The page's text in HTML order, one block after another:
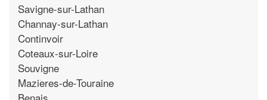
Savigne-sur-Lathan
Channay-sur-Lathan
Continvoir
Coteaux-sur-Loire
Souvigne
Mazieres-de-Touraine
Benais